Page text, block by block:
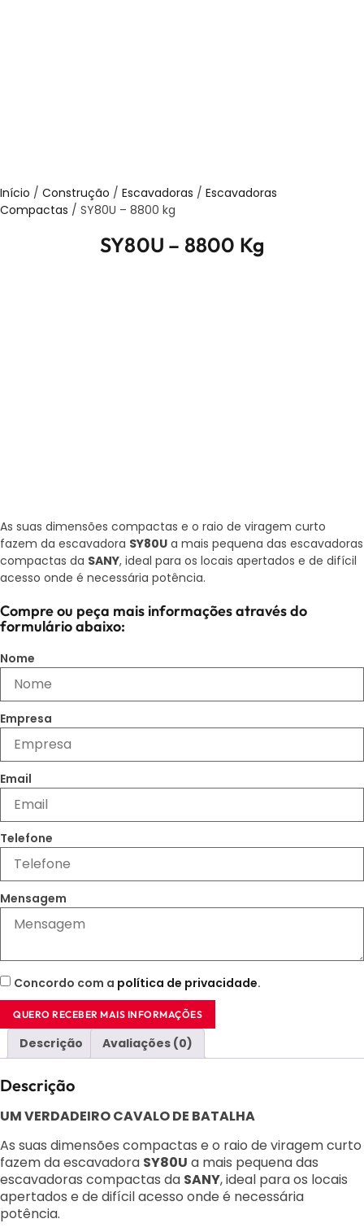
Início / Construção / Escavadoras / Escavadoras
Compactas / SY80U – 8800 kg
SY80U – 8800 Kg
As suas dimensões compactas e o raio de viragem curto
fazem da escavadora SY80U a mais pequena das escavadoras
compactas da SANY, ideal para os locais apertados e de difícil
acesso onde é necessária potência.
Compre ou peça mais informações através do
formulário abaixo:
Nome
Empresa
Email
Telefone
Mensagem
Concordo com a política de privacidade.
QUERO RECEBER MAIS INFORMAÇÕES
Descrição Avaliações (0)
Descrição
UM VERDADEIRO CAVALO DE BATALHA
As suas dimensões compactas e o raio de viragem curto
fazem da escavadora SY80U a mais pequena das
escavadoras compactas da SANY, ideal para os locais
apertados e de difícil acesso onde é necessária
potência.